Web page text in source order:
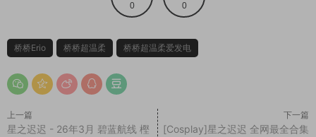
0 0
桥桥Erio 桥桥超温柔 桥桥超温柔爱发电
上一篇
星之迟迟 - 26年3月 碧蓝航线 樫
下一篇
[Cosplay]星之迟迟 全网最全合集